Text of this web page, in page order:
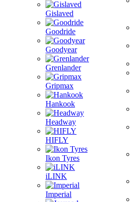
Gislaved
Goodride
Goodyear
Grenlander
Gripmax
Hankook
Headway
HIFLY
Ikon Tyres
iLINK
Imperial